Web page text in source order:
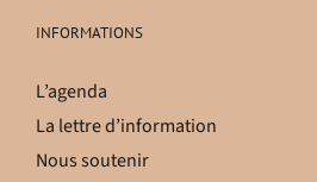
INFORMATIONS
L’agenda
La lettre d’information
Nous soutenir